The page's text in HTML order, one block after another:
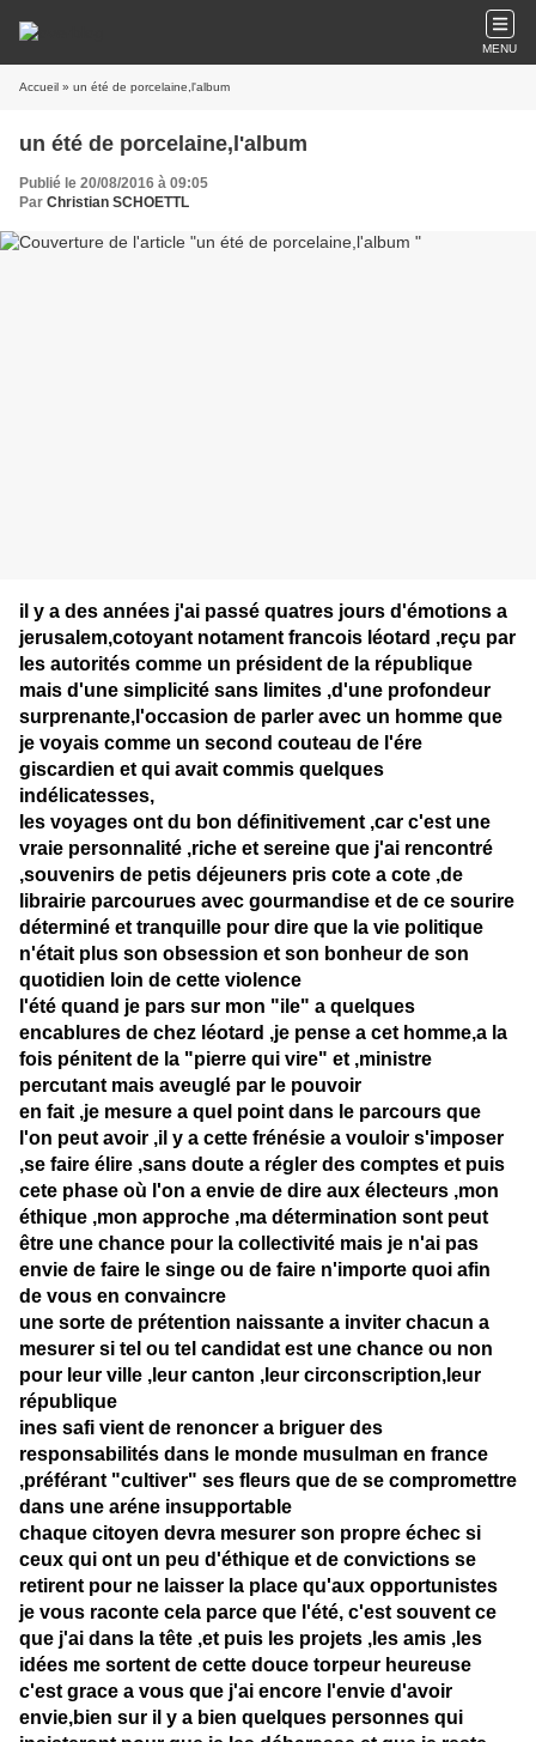
MENU
Accueil » un été de porcelaine,l'album
un été de porcelaine,l'album
Publié le 20/08/2016 à 09:05
Par Christian SCHOETTL
il y a des années j'ai passé quatres jours d'émotions a
jerusalem,cotoyant notament francois léotard ,reçu par
les autorités comme un président de la république
mais d'une simplicité sans limites ,d'une profondeur
surprenante,l'occasion de parler avec un homme que
je voyais comme un second couteau de l'ére
giscardien et qui avait commis quelques
indélicatesses,
les voyages ont du bon définitivement ,car c'est une
vraie personnalité ,riche et sereine que j'ai rencontré
,souvenirs de petis déjeuners pris cote a cote ,de
librairie parcourues avec gourmandise et de ce sourire
déterminé et tranquille pour dire que la vie politique
n'était plus son obsession et son bonheur de son
quotidien loin de cette violence
l'été quand je pars sur mon "ile" a quelques
encablures de chez léotard ,je pense a cet homme,a la
fois pénitent de la "pierre qui vire" et ,ministre
percutant mais aveuglé par le pouvoir
en fait ,je mesure a quel point dans le parcours que
l'on peut avoir ,il y a cette frénésie a vouloir s'imposer
,se faire élire ,sans doute a régler des comptes et puis
cete phase où l'on a envie de dire aux électeurs ,mon
éthique ,mon approche ,ma détermination sont peut
être une chance pour la collectivité mais je n'ai pas
envie de faire le singe ou de faire n'importe quoi afin
de vous en convaincre
une sorte de prétention naissante a inviter chacun a
mesurer si tel ou tel candidat est une chance ou non
pour leur ville ,leur canton ,leur circonscription,leur
république
ines safi vient de renoncer a briguer des
responsabilités dans le monde musulman en france
,préférant "cultiver" ses fleurs que de se compromettre
dans une aréne insupportable
chaque citoyen devra mesurer son propre échec si
ceux qui ont un peu d'éthique et de convictions se
retirent pour ne laisser la place qu'aux opportunistes
je vous raconte cela parce que l'été, c'est souvent ce
que j'ai dans la tête ,et puis les projets ,les amis ,les
idées me sortent de cette douce torpeur heureuse
c'est grace a vous que j'ai encore l'envie d'avoir
envie,bien sur il y a bien quelques personnes qui